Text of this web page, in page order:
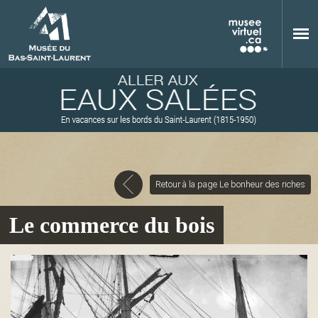
M
u
Retour à la page Le bonheur des riches
Le commerce du bois